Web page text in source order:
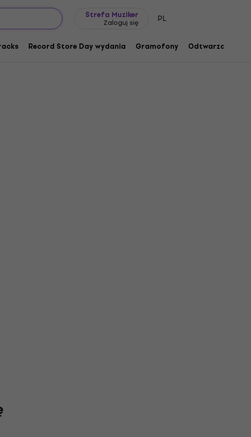
Strefa Muziker
Zaloguj się PL
Record Store Day wydania Gramofony Odtwarzacze